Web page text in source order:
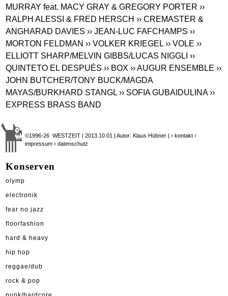
MURRAY feat. MACY GRAY & GREGORY PORTER ››
RALPH ALESSI & FRED HERSCH ›› CREMASTER &
ANGHARAD DAVIES ›› JEAN-LUC FAFCHAMPS ››
MORTON FELDMAN ›› VOLKER KRIEGEL ›› VOLE ››
ELLIOTT SHARP/MELVIN GIBBS/LUCAS NIGGLI ››
QUINTETO EL DESPUÉS ›› BOX ›› AUGUR ENSEMBLE ››
JOHN BUTCHER/TONY BUCK/MAGDA
MAYAS/BURKHARD STANGL ›› SOFIA GUBAIDULINA ››
EXPRESS BRASS BAND
©1996-26 WESTZEIT | 2013.10.01 | Autor: Klaus Hübner |› kontakt ›
impressum › datenschutz
Konserven
olymp
electronik
fear no jazz
floorfashion
hard & heavy
hip hop
reggae/dub
rock & pop